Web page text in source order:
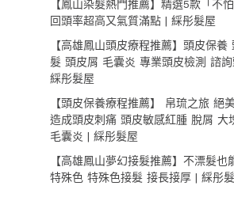
【鳳山染髮熱門推薦】精選5款「不
回頭率超高又氣質滿點 | 綵彤髮屋
【高雄鳳山頭皮療程推薦】頭皮保
髮 頭皮屑 毛囊炎 專業頭皮檢測 諮
綵彤髮屋
【頭皮保養療程推薦】 帛琉之旅 絕
造成頭皮刺痛 頭皮敏感紅腫 脫屑 大
毛囊炎 | 綵彤髮屋
【高雄鳳山夢幻接髮推薦】不漂髮也
特殊色 特殊色接髮 接長接厚 | 綵彤